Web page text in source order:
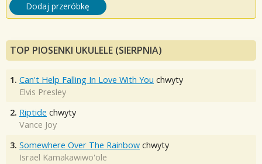
Dodaj przeróbkę
TOP PIOSENKI UKULELE (SIERPNIA)
1. Can't Help Falling In Love With You chwyty
Elvis Presley
2. Riptide chwyty
Vance Joy
3. Somewhere Over The Rainbow chwyty
Israel Kamakawiwo'ole